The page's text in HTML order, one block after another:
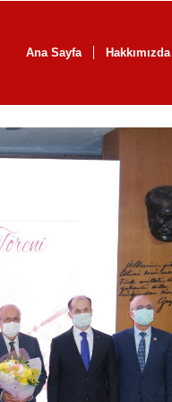
Ana Sayfa Hakkımızda